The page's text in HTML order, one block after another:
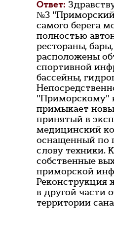
Ответ:
№3
самого берега
полностью
рестораны,
расположены
спортивной
бассейны,
"Приморскому"
примыкает
принятый в
медицинский
оснащенный по
слову техники.
собственные
приморской
Реконструкция
в другой части
территории